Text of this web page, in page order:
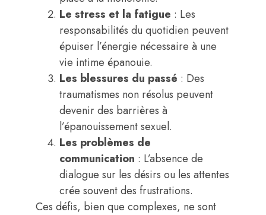
Le stress et la fatigue : Les
responsabilités du quotidien peuvent
épuiser l’énergie nécessaire à une
vie intime épanouie.
Les blessures du passé : Des
traumatismes non résolus peuvent
devenir des barrières à
l’épanouissement sexuel.
Les problèmes de
communication : L’absence de
dialogue sur les désirs ou les attentes
crée souvent des frustrations.
Ces défis, bien que complexes, ne sont